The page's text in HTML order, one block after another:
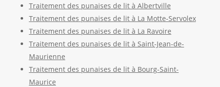
Traitement des punaises de lit à Albertville
Traitement des punaises de lit à La Motte-Servolex
Traitement des punaises de lit à La Ravoire
Traitement des punaises de lit à Saint-Jean-de-
Maurienne
Traitement des punaises de lit à Bourg-Saint-
Maurice